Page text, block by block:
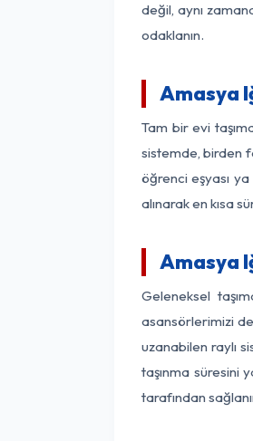
değil, aynı
odaklanın.
Amasya
Tam bir evi
sistemde, birden
öğrenci eşyası
alınarak en kısa
Amasya
Geleneksel
asansörlerimizi
uzanabilen raylı
taşınma süresini
tarafından